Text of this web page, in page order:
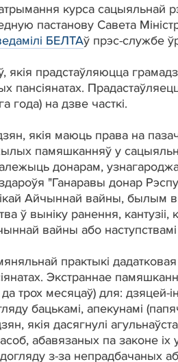
курса сацыяльнай
пастанову Савета
БЕЛТАў прэс-службе
якія прадстаўляюцца
пансіянатах.
года) на дзве часткі.
якія маюць права на
памяшканняў у
донарам,
"Ганаравы донар
Айчыннай вайны, былым
ў выніку ранення,
вайны або
практыкі
Экстраннае
трох месяцаў) для: дзяцей-
бацькамі, апекунамі
якія дасягнулі
абавязаных па законе
з-за непрадбачаных